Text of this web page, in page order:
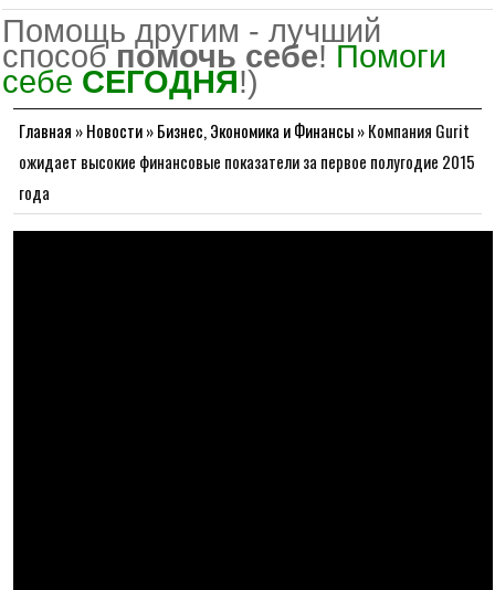
Помощь другим - лучший
способ помочь себе! Помоги
себе СЕГОДНЯ!)
Главная »Новости»Бизнес, Экономика и Финансы»Компания Gurit
ожидает высокие финансовые показатели за первое полугодие 2015
года